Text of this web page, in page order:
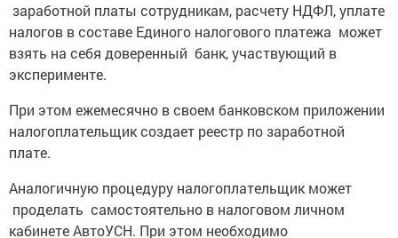
заработной платы сотрудникам, расчету НДФЛ, уплате
налогов в составе Единого налогового платежа может
взять на себя доверенный банк, участвующий в
эксперименте.
При этом ежемесячно в своем банковском приложении
налогоплательщик создает реестр по заработной
плате.
Аналогичную процедуру налогоплательщик может
проделать самостоятельно в налоговом личном
кабинете АвтоУСН. При этом необходимо